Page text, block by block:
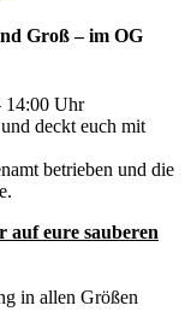
Groß – im OG
14:00 Uhr
deckt euch mit
betrieben und die
auf eure sauberen
in allen Größen